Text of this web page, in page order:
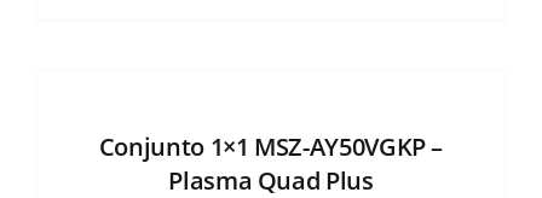
Conjunto 1×1 MSZ-AY50VGKP –
Plasma Quad Plus